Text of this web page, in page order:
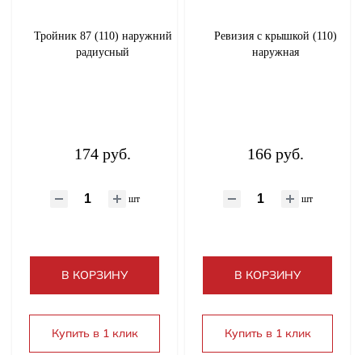
Тройник 87 (110) наружний
радиусный
174 руб.
шт
В КОРЗИНУ
Купить в 1 клик
Ревизия с крышкой (110)
наружная
166 руб.
шт
В КОРЗИНУ
Купить в 1 клик